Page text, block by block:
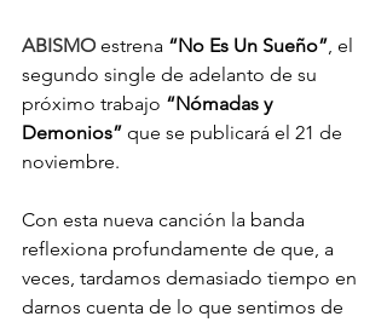
ABISMO estrena “No Es Un Sueño” , el
segundo single de adelanto de su
próximo trabajo “Nómadas y
Demonios” que se publicará el 21 de
noviembre.
Con esta nueva canción la banda
reflexiona profundamente de que, a
veces, tardamos demasiado tiempo en
darnos cuenta de lo que sentimos de